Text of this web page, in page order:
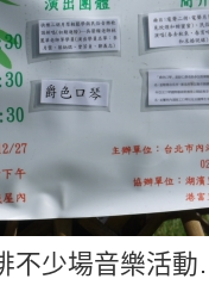
不少場音樂活